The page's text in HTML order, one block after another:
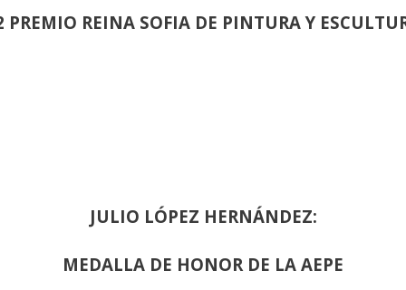
PREMIO REINA SOFIA DE PINTURA Y
JULIO LÓPEZ HERNÁNDEZ:
MEDALLA DE HONOR DE LA AEPE